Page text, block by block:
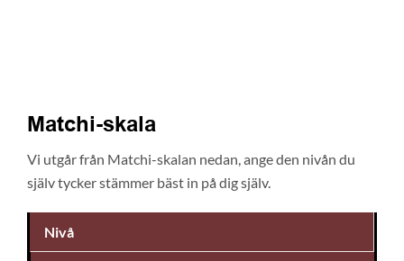
Matchi-skala
Vi utgår från Matchi-skalan nedan, ange den nivån du
själv tycker stämmer bäst in på dig själv.
Nivå